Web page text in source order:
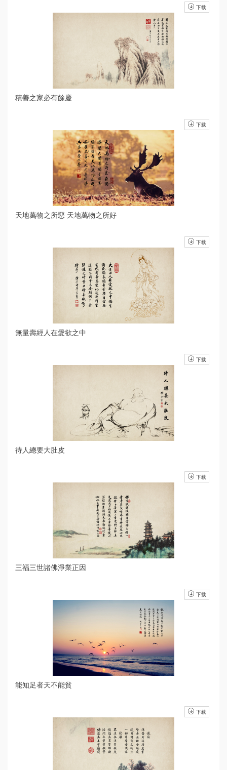
下载
積善之家必有餘慶
下载
天地萬物之所惡 天地萬物之所好
下载
無量壽經人在愛欲之中
下载
待人總要大肚皮
下载
三福三世諸佛淨業正因
下载
能知足者天不能貧
下载